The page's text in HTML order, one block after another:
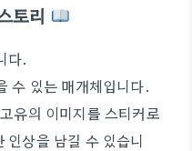
토리
다.
수 있는 매개체입니다.
유의 이미지를 스티커로
인상을 남길 수 있습니